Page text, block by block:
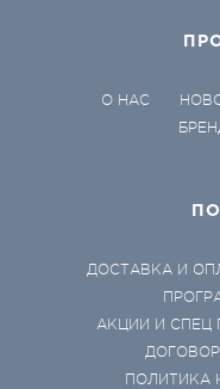
О НАС
ДОСТАВКА И
АКЦИИ И СПЕЦ
ПОЛИТИКА